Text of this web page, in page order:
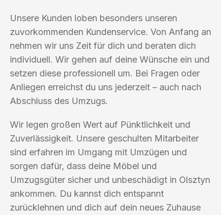
Unsere Kunden loben besonders unseren
zuvorkommenden Kundenservice. Von Anfang an
nehmen wir uns Zeit für dich und beraten dich
individuell. Wir gehen auf deine Wünsche ein und
setzen diese professionell um. Bei Fragen oder
Anliegen erreichst du uns jederzeit – auch nach
Abschluss des Umzugs.
Wir legen großen Wert auf Pünktlichkeit und
Zuverlässigkeit. Unsere geschulten Mitarbeiter
sind erfahren im Umgang mit Umzügen und
sorgen dafür, dass deine Möbel und
Umzugsgüter sicher und unbeschädigt in Olsztyn
ankommen. Du kannst dich entspannt
zurücklehnen und dich auf dein neues Zuhause